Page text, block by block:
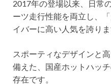
2017年の登場以来、日常
ーツ走行性能を両立し、
イバーに高い人気を誇りま
スポーティなデザインと
備えた、国産ホットハッ
存在です。